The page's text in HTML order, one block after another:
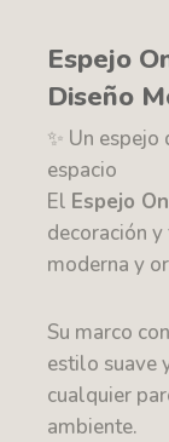
Espejo
Diseño
✨ Un
espacio
El Espejo
decoración
moderna y
Su marco
estilo suave
cualquier
ambiente.